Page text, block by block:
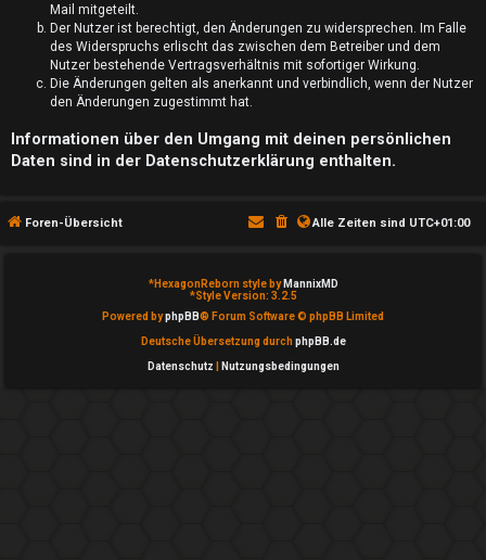
c
h
Mail mitgeteilt.
Der Nutzer ist berechtigt, den Änderungen zu widersprechen. Im Falle
des Widerspruchs erlischt das zwischen dem Betreiber und dem
Nutzer bestehende Vertragsverhältnis mit sofortiger Wirkung.
Die Änderungen gelten als anerkannt und verbindlich, wenn der Nutzer
den Änderungen zugestimmt hat.
Informationen über den Umgang mit deinen persönlichen
Daten sind in der Datenschutzerklärung enthalten.
Foren-Übersicht Alle Zeiten sind UTC+01:00
*HexagonReborn style by MannixMD
*Style Version: 3.2.5
Powered byphpBB® Forum Software © phpBB Limited
Deutsche Übersetzung durch phpBB.de
Datenschutz Nutzungsbedingungen